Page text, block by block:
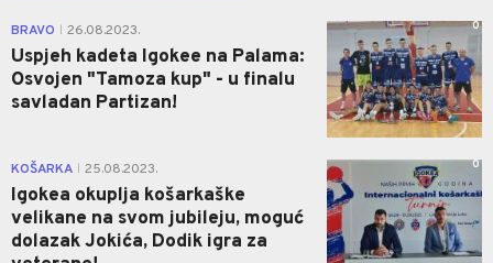
BRAVO 26.08.2023.
Uspjeh kadeta Igokee na Palama:
Osvojen "Tamoza kup" - u finalu
savladan Partizan!
0
KOŠARKA 25.08.2023.
Igokea okuplja košarkaške
velikane na svom jubileju, moguć
dolazak Jokića, Dodik igra za
0